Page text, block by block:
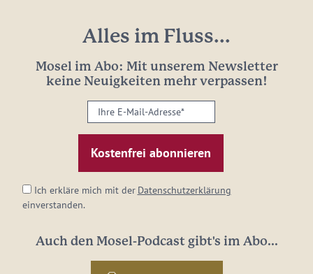
Alles im Fluss...
Mosel im Abo: Mit unserem Newsletter
keine Neuigkeiten mehr verpassen!
Ihre
E-
Mail-
Adresse:
Ich erkläre mich mit der Datenschutzerklärung
einverstanden.
Auch den Mosel-Podcast gibt's im Abo...